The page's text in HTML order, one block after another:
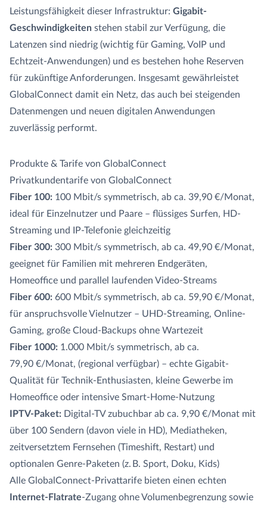
Leistungsfähigkeit dieser Infrastruktur: Gigabit-
Geschwindigkeiten stehen stabil zur Verfügung, die
Latenzen sind niedrig (wichtig für Gaming, VoIP und
Echtzeit-Anwendungen) und es bestehen hohe Reserven
für zukünftige Anforderungen. Insgesamt gewährleistet
GlobalConnect damit ein Netz, das auch bei steigenden
Datenmengen und neuen digitalen Anwendungen
zuverlässig performt.
Produkte & Tarife von GlobalConnect
Privatkundentarife von GlobalConnect
Fiber 100: 100 Mbit/s symmetrisch, ab ca. 39,90 €/Monat,
ideal für Einzelnutzer und Paare – flüssiges Surfen, HD-
Streaming und IP-Telefonie gleichzeitig
Fiber 300: 300 Mbit/s symmetrisch, ab ca. 49,90 €/Monat,
geeignet für Familien mit mehreren Endgeräten,
Homeoffice und parallel laufenden Video-Streams
Fiber 600: 600 Mbit/s symmetrisch, ab ca. 59,90 €/Monat,
für anspruchsvolle Vielnutzer – UHD-Streaming, Online-
Gaming, große Cloud-Backups ohne Wartezeit
Fiber 1000: 1.000 Mbit/s symmetrisch, ab ca.
79,90 €/Monat, (regional verfügbar) – echte Gigabit-
Qualität für Technik-Enthusiasten, kleine Gewerbe im
Homeoffice oder intensive Smart-Home-Nutzung
IPTV-Paket: Digital-TV zubuchbar ab ca. 9,90 €/Monat mit
über 100 Sendern (davon viele in HD), Mediatheken,
zeitversetztem Fernsehen (Timeshift, Restart) und
optionalen Genre-Paketen (z. B. Sport, Doku, Kids)
Alle GlobalConnect-Privattarife bieten einen echten
Internet-Flatrate-Zugang ohne Volumenbegrenzung sowie